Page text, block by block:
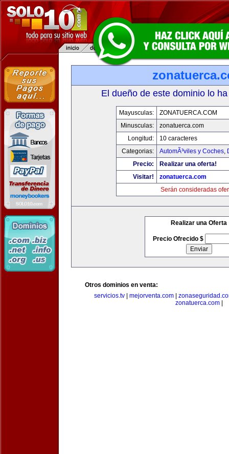
El dueño de este dominio lo
Mayusculas:
ZONATUERCA.COM
Minusculas:
zonatuerca.com
Longitud:
10 caracteres
Categorias:
AutomÃ³viles y Coches,
Precio:
Realizar una oferta!
Visitar!
zonatuerca.com
Serán consideradas
Realizar una Oferta
Precio Ofrecido $
Otros dominios en venta:
servicios.tv| mejorventa.com|
zonatuerca.com|